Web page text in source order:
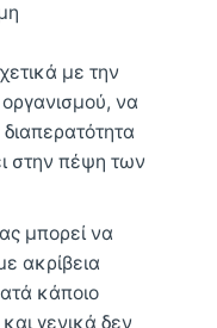
με την
να
στην πέψη των
μπορεί να
ακρίβεια
κάποιο
γενικά δεν